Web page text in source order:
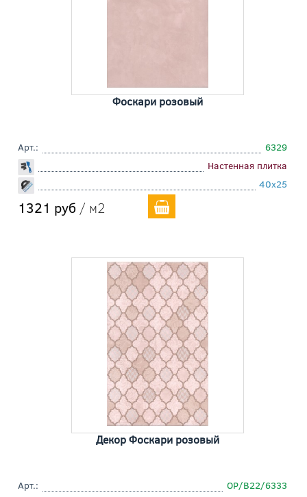
Фоскари розовый
Арт.:
6329
Настенная плитка
40x25
1321 руб / м2
Декор Фоскари розовый
Арт.: OP/B22/6333